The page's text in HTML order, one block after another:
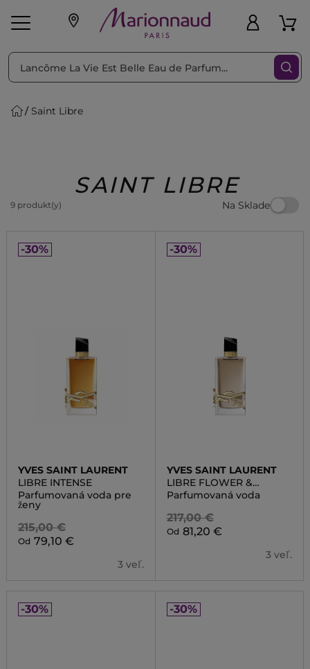
pleť Líčenie
Beauty
Saint Libre
SAINT LIBRE
9 produkt(y) Na Sklade
Triediť podľa Filtrovať
-30%
YVES SAINT LAURENT
LIBRE INTENSE
Parfumovaná voda pre
ženy
215,00 €
Od 79,10 €
3 veľ.
-30%
YVES SAINT LAURENT
LIBRE FLOWER &
FLAMES
Parfumovaná voda
217,00 €
Od 81,20 €
3 veľ.
-30% -30%